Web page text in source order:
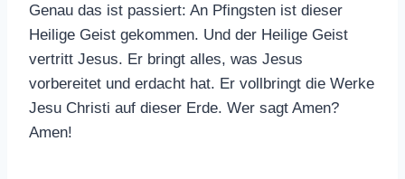
Genau das ist passiert: An Pfingsten ist dieser
Heilige Geist gekommen. Und der Heilige Geist
vertritt Jesus. Er bringt alles, was Jesus
vorbereitet und erdacht hat. Er vollbringt die Werke
Jesu Christi auf dieser Erde. Wer sagt Amen?
Amen!